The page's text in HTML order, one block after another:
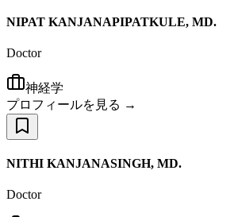
NIPAT KANJANAPIPATKULE, MD.
Doctor
神経学
プロフィールを見る →
NITHI KANJANASINGH, MD.
Doctor